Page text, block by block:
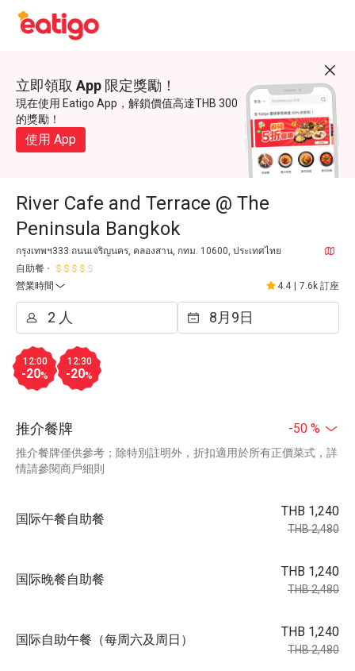
立即領取 App 限定獎勵！
現在使用 Eatigo App，解鎖價值高達THB 300
的獎勵！
使用 App
River Cafe and Terrace @ The
Peninsula Bangkok
กรุงเทพฯ333 ถนนเจริญนคร, คลองสาน, กทม. 10600, ประเทศไทย
自助餐
營業時間
4.4 7.6k 訂座
12:00
-20%
12:30
-20%
推介餐牌 -50 %
推介餐牌僅供參考；除特別註明外，折扣適用於所有正價菜式，詳
情請參閱商戶細則
国际午餐自助餐
THB 1,240
THB 2,480
国际晚餐自助餐
THB 1,240
THB 2,480
国际自助午餐（每周六及周日）
THB 1,240
THB 2,480